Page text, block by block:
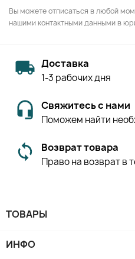
Вы можете отписаться в любой
нашими контактными данными в
Доставка
1-3 рабочих дня
Свяжитесь с нами
Поможем найти
Возврат товара
Право на возврат в
ТОВАРЫ
ИНФО